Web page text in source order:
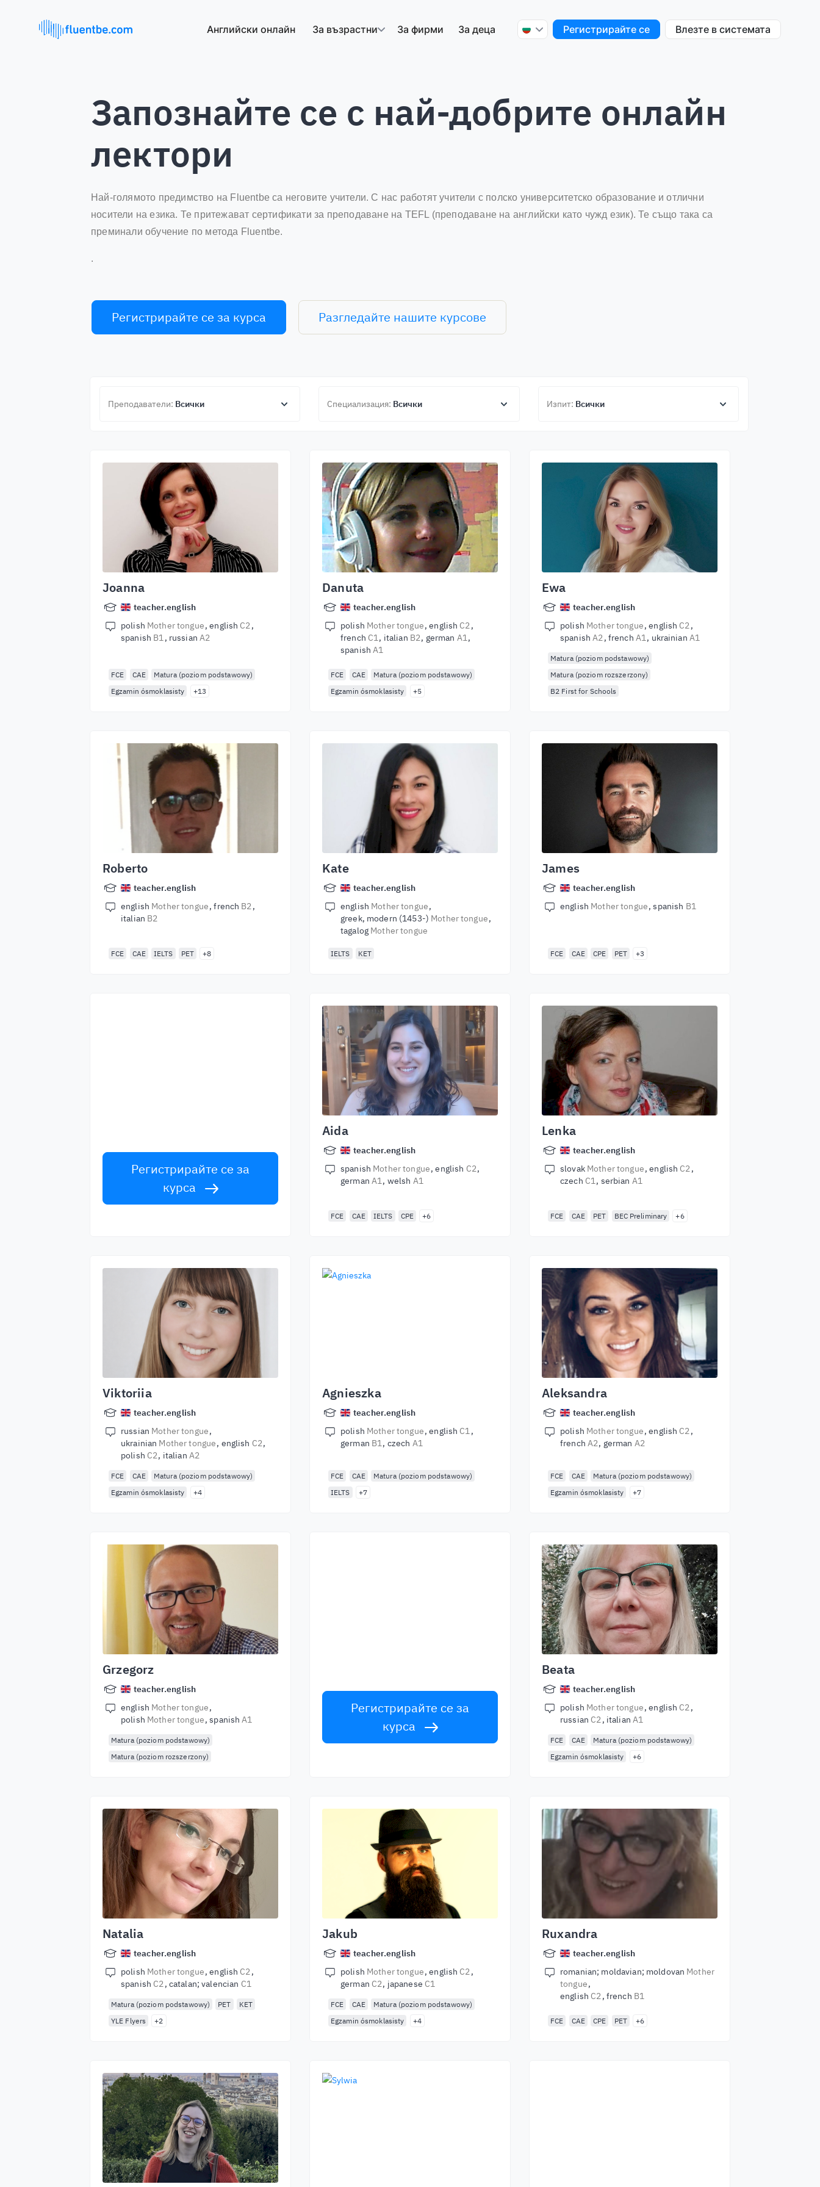
Английски онлайн За възрастни За фирми За деца Регистрирайте се Влезте в системата
Запознайте се с най-добрите онлайн
лектори
Най-голямото предимство на Fluentbe са неговите учители. С нас работят учители с полско университетско образование и отлични
носители на езика. Те притежават сертификати за преподаване на TEFL (преподаване на английски като чужд език). Те също така са
преминали обучение по метода Fluentbe.
.
Регистрирайте се за курса Разгледайте нашите курсове
Преподаватели: Всички Специализация: Всички Изпит: Всички
Joanna
teacher.english
polish Mother tongue english C2
spanish B1 russian A2
FCE CAE
Matura (poziom podstawowy)
Egzamin ósmoklasisty
+13
Danuta
teacher.english
polish Mother tongue english C2
french C1 italian B2 german A1
spanishA1
FCE CAE
Matura (poziom podstawowy)
Egzamin ósmoklasisty
+5
Ewa
teacher.english
polish Mother tongue english C2
spanishA2 french A1 ukrainian A1
Matura (poziom podstawowy)
Matura (poziom rozszerzony)
B2 First for Schools
Roberto
teacher.english
english Mother tongue french B2
italian B2
FCE CAE IELTS PET +8
Kate
teacher.english
english Mother tongue
greek, modern (1453-) Mother tongue
tagalog Mother tongue
IELTS KET
James
teacher.english
english Mother tongue spanish B1
FCE CAE CPE PET +3
Регистрирайте се за
курса
Aida
teacher.english
spanish Mother tongue english C2
german A1 welsh A1
FCE CAE IELTS CPE +6
Lenka
teacher.english
slovak Mother tongue english C2
czech C1 serbian A1
FCE CAE PET BEC Preliminary +6
Viktoriia
teacher.english
russian Mother tongue
ukrainian Mother tongue english C2
polish C2 italian A2
FCE CAE
Matura (poziom podstawowy)
Egzamin ósmoklasisty
+4
Agnieszka
teacher.english
polish Mother tongue english C1
german B1 czech A1
FCE CAE
Matura (poziom podstawowy)
IELTS
+7
Aleksandra
teacher.english
polish Mother tongue english C2
french A2 german A2
FCE CAE
Matura (poziom podstawowy)
Egzamin ósmoklasisty
+7
Grzegorz
teacher.english
english Mother tongue
polish Mother tongue spanishA1
Matura (poziom podstawowy)
Matura (poziom rozszerzony)
Регистрирайте се за
курса
Beata
teacher.english
polish Mother tongue english C2
russian C2 italian A1
FCE CAE
Matura (poziom podstawowy)
Egzamin ósmoklasisty
+6
Natalia
teacher.english
polish Mother tongue english C2
spanish C2 catalan; valencian C1
Matura (poziom podstawowy) PET
KET
YLE Flyers
+2
Jakub
teacher.english
polish Mother tongue english C2
german C2 japanese C1
FCE CAE
Matura (poziom podstawowy)
Egzamin ósmoklasisty
+4
Ruxandra
teacher.english
romanian; moldavian; moldovan Mother
tongue
english C2 french B1
FCE CAE CPE PET +6